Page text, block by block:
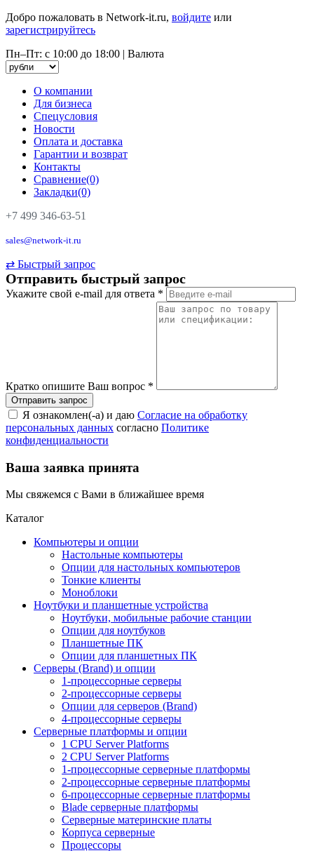
Добро пожаловать в Network-it.ru, войдите или
зарегистрируйтесь
Пн–Пт: с 10:00 до 18:00 | Валюта
О компании
Для бизнеса
Спецусловия
Новости
Оплата и доставка
Гарантии и возврат
Контакты
Сравнение(0)
Закладки(0)
+7 499 346-63-51
sales@network-it.ru
⇄ Быстрый запрос
Отправить быстрый запрос
Укажите свой e-mail для ответа *
Кратко опишите Ваш вопрос *
Я ознакомлен(-а) и даю Согласие на обработку
персональных данных согласно Политике
конфиденциальности
Ваша заявка принята
Мы свяжемся с Вами в ближайшее время
Каталог
Компьютеры и опции
Настольные компьютеры
Опции для настольных компьютеров
Тонкие клиенты
Моноблоки
Ноутбуки и планшетные устройства
Ноутбуки, мобильные рабочие станции
Опции для ноутбуков
Планшетные ПК
Опции для планшетных ПК
Серверы (Brand) и опции
1-процессорные серверы
2-процессорные серверы
Опции для серверов (Brand)
4-процессорные серверы
Серверные платформы и опции
1 CPU Server Platforms
2 CPU Server Platforms
1-процессорные серверные платформы
2-процессорные серверные платформы
6-процессорные серверные платформы
Blade серверные платформы
Серверные материнские платы
Корпуса серверные
Процессоры